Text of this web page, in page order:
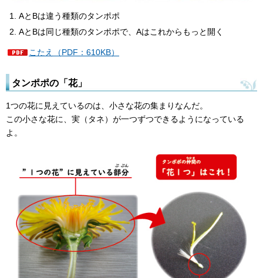
AとBは違う種類のタンポポ
AとBは同じ種類のタンポポで、Aはこれからもっと開く
こたえ（PDF：610KB）
タンポポの「花」
1つの花に見えているのは、小さな花の集まりなんだ。
この小さな花に、実（タネ）が一つずつできるようになっている
よ。